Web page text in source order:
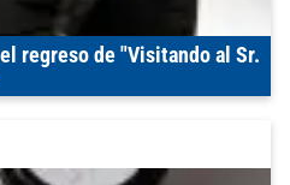
regreso de "Visitando al Sr.